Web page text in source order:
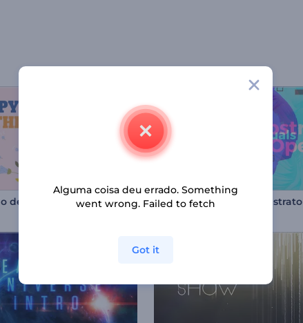
de Dia das Mães Abertura com Visual Abstrato
Alguma coisa deu errado. Something
went wrong. Failed to fetch
Got it